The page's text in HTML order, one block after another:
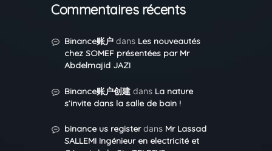
Commentaires récents
Binance账户dans Les nouveautés
chez SOMEF présentées par Mr
Abdelmajid JAZI
Binance账户创建dans La nature
s’invite dans la salle de bain !
binance us registerdans Mr Lassad
SALLEMI Ingénieur en electricité et